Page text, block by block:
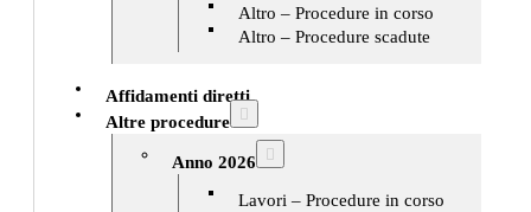
Altro – Procedure in corso
Altro – Procedure scadute
Affidamenti diretti
Altre procedure
Anno 2026
Lavori – Procedure in corso